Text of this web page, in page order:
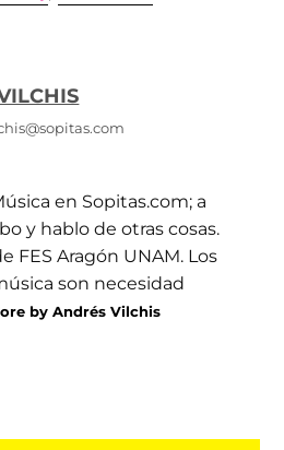
en Sopitas.com; a
y hablo de otras cosas.
FES Aragón UNAM. Los
son necesidad
by Andrés Vilchis